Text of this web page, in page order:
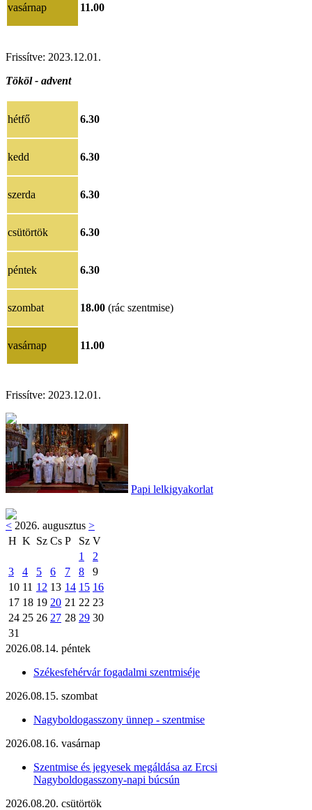
vasárnap 11.00
Frissítve: 2023.12.01 .
Tököl - advent
hétfő 6.30
kedd 6.30
szerda 6.30
csütörtök 6.30
péntek 6.30
szombat 18.00 (rác szentmise)
vasárnap 11.00
Frissítve: 2023.12.01 .
Papi lelkigyakorlat
< 2026. augusztus >
H K Sz Cs P Sz V
1
2
3
4 5 6 7 8
9
10 11 12 13 14 15 16
17 18 19 20 21 22 23
24 25 26 27 28 29 30
31
2026.08.14. péntek
Székesfehérvár fogadalmi szentmiséje
2026.08.15. szombat
Nagyboldogasszony ünnep - szentmise
2026.08.16. vasárnap
Szentmise és jegyesek megáldása az Ercsi
Nagyboldogasszony-napi búcsún
2026.08.20. csütörtök